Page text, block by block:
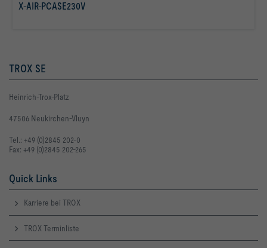
X-AIR-PCASE230V
TROX SE
Heinrich-Trox-Platz
47506 Neukirchen-Vluyn
Tel.: +49 (0)2845 202-0
Fax: +49 (0)2845 202-265
Quick Links
Karriere bei TROX
TROX Terminliste